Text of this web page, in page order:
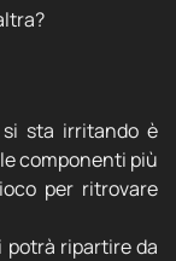
sta irritando è
componenti più
per ritrovare
ripartire da